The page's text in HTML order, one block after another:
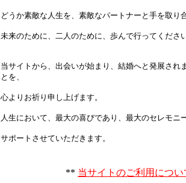
どうか素敵な人生を、素敵なパートナーと手を取り
未来のために、二人のために、歩んで行ってくださ
当サイトから、出会いが始まり、結婚へと発展され
とを、
心よりお祈り申し上げます。
人生において、最大の喜びであり、最大のセレモニ
サポートさせていただきます。
** 当サイトのご利用につ